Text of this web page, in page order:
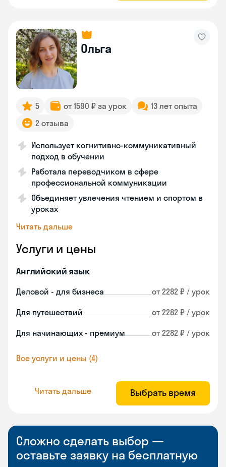
Ольга
5 от 1590 ₽ за урок
13 лет опыта
2 отзыва
Использует когнитивно-коммуникативный
подход в обучении
Работала переводчиком в сфере
профессиональной коммуникации
Объединяет увлечения чтением и спортом в
уроках
Читать дальше
Услуги и цены
Английский язык
Деловой - для бизнеса от 2282 ₽ / урок
Для путешествий от 2282 ₽ / урок
Для начинающих - премиум от 2282 ₽ / урок
Все услуги и цены (4)
Читать дальше Выбрать время
Сложно сделать выбор —
оставьте заявку на бесплатную